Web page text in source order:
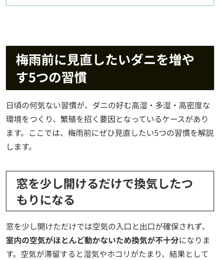
梅雨前に見直したいダニを増や
す5つの習慣
日頃の何気ない習慣が、ダニの好む高湿・多湿・高密度な
環境をつくり、繁殖を招く要因となっているケースがあり
ます。ここでは、梅雨前にぜひ見直したい5つの習慣を解説
します。
窓を少し開けるだけで換気したつ
もりになる
窓を少し開けただけでは空気の入口と出口が確保されず、
室内の空気がほとんど動かないため換気が不十分になりま
す。空気が滞留すると湿気やホコリがたまり、結果として